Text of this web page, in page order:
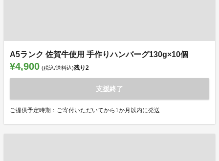
A5ランク 佐賀牛使用 手作りハンバーグ130g×10個
¥4,900 (税込/送料込)残り2
支援終了
ご提供予定時期：ご寄付いただいてから1か月以内に発送